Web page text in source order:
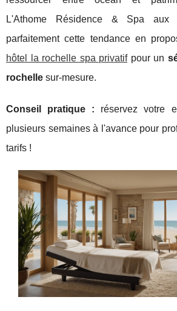
L'Athome Résidence & Spa aux
parfaitement cette tendance en
hôtel la rochelle spa privatifpour un
rochelle sur-mesure.
Conseil pratique : réservezvotre
plusieurs semaines à l'avance pour
tarifs !